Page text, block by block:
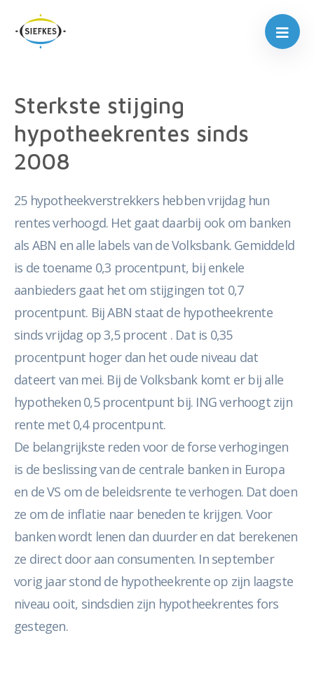
Sterkste stijging
hypotheekrentes sinds
2008
25 hypotheekverstrekkers hebben vrijdag hun
rentes verhoogd. Het gaat daarbij ook om banken
als ABN en alle labels van de Volksbank. Gemiddeld
is de toename 0,3 procentpunt, bij enkele
aanbieders gaat het om stijgingen tot 0,7
procentpunt. Bij ABN staat de hypotheekrente
sinds vrijdag op 3,5 procent . Dat is 0,35
procentpunt hoger dan het oude niveau dat
dateert van mei. Bij de Volksbank komt er bij alle
hypotheken 0,5 procentpunt bij. ING verhoogt zijn
rente met 0,4 procentpunt.
De belangrijkste reden voor de forse verhogingen
is de beslissing van de centrale banken in Europa
en de VS om de beleidsrente te verhogen. Dat doen
ze om de inflatie naar beneden te krijgen. Voor
banken wordt lenen dan duurder en dat berekenen
ze direct door aan consumenten. In september
vorig jaar stond de hypotheekrente op zijn laagste
niveau ooit, sindsdien zijn hypotheekrentes fors
gestegen.